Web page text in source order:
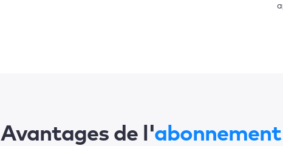
Avantages de l'